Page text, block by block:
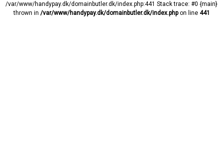
/var/www/handypay.dk/domainbutler.dk/index.php:441 Stack trace: #0 {main}
thrown in /var/www/handypay.dk/domainbutler.dk/index.phpon line 441